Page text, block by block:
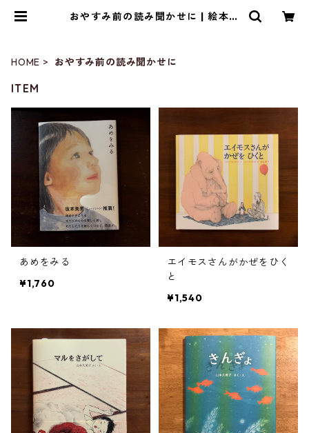
おやすみ前の読み聞かせに | 絵本の
HOME おやすみ前の読み聞かせに
ITEM
あめをみる
¥1,760
エイモスさんがかぜをひく
と
¥1,540